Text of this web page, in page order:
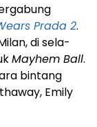
Prada 2.
di sela-
Mayhem Ball.
bintang
Emily